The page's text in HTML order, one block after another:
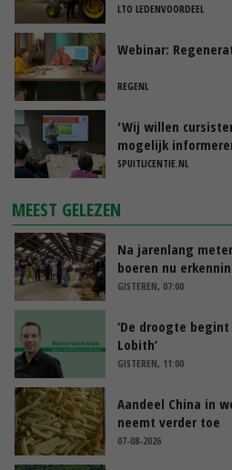
LTO LEDENVOORDEEL
Webinar:
REGENL
'Wij willen
mogelijk
SPUITLICENTIE.NL
MEEST GELEZEN
Na jarenlang
boeren nu
GISTEREN, 07:00
‘De droogte
Lobith’
GISTEREN, 11:00
Aandeel China in
neemt verder toe
07-08-2026